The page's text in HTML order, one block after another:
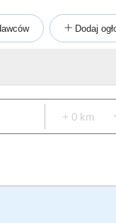
Dodaj